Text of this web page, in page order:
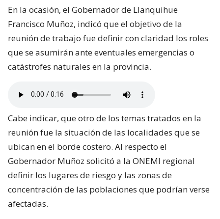
En la ocasión, el Gobernador de Llanquihue
Francisco Muñoz, indicó que el objetivo de la
reunión de trabajo fue definir con claridad los roles
que se asumirán ante eventuales emergencias o
catástrofes naturales en la provincia.
Cabe indicar, que otro de los temas tratados en la
reunión fue la situación de las localidades que se
ubican en el borde costero. Al respecto el
Gobernador Muñoz solicitó a la ONEMI regional
definir los lugares de riesgo y las zonas de
concentración de las poblaciones que podrían verse
afectadas.